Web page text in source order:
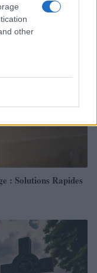
other
: Solutions Rapides